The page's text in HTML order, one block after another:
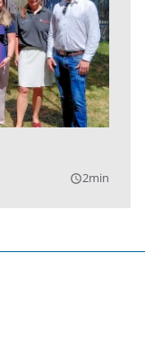
query_builder2min